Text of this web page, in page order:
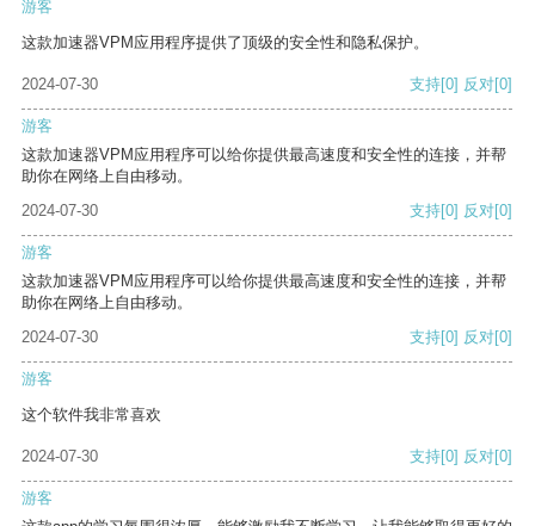
游客
这款加速器VPM应用程序提供了顶级的安全性和隐私保护。
2024-07-30 支持[0] 反对[0]
游客
这款加速器VPM应用程序可以给你提供最高速度和安全性的连接，并帮
助你在网络上自由移动。
2024-07-30
支持[0] 反对[0]
游客
这款加速器VPM应用程序可以给你提供最高速度和安全性的连接，并帮
助你在网络上自由移动。
2024-07-30
支持[0] 反对[0]
游客
这个软件我非常喜欢
2024-07-30 支持[0] 反对[0]
游客